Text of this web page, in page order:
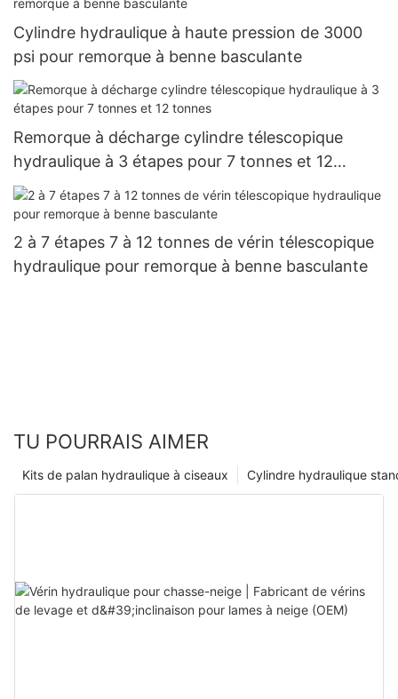
Cylindre hydraulique à haute pression de 3000
psi pour remorque à benne basculante
Remorque à décharge cylindre télescopique
hydraulique à 3 étapes pour 7 tonnes et 12
tonnes
2 à 7 étapes 7 à 12 tonnes de vérin télescopique
hydraulique pour remorque à benne basculante
TU POURRAIS AIMER
Cylindre hydraulique
Kits de palan hydraulique à ciseaux